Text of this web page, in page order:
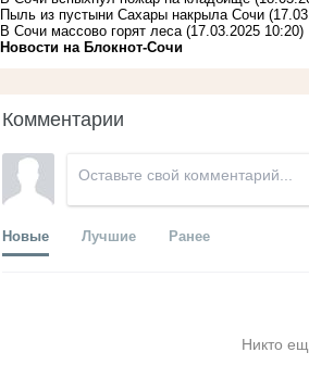
Пыль из пустыни Сахары накрыла Сочи
В Сочи массово горят леса (17.03.2025 10:20)
Новости на Блoкнoт-Сочи
Комментарии
Новые Лучшие Ранее
Никто